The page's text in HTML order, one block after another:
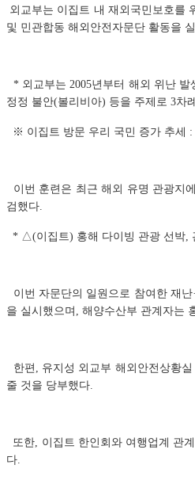
외교부는 이집트 내 재외국민보호를
및 민관합동 해외안전자문단 활동을
* 외교부는 2005년부터 해외 위난
정정 불안(볼리비아) 등을 주제로 3차
※ 이집트 방문 우리 국민 증가 추세 :
이번 훈련은 최근 해외 유명 관광지
검했다.
* △(이집트) 홍해 다이빙 관광 선박,
이번 자문단의 일원으로 참여한 재
을 실시했으며, 해양수산부 관계자는
한편, 유지성 외교부 해외안전상황
줄 것을 당부했다.
또한, 이집트 한인회와 여행업계 관
다.